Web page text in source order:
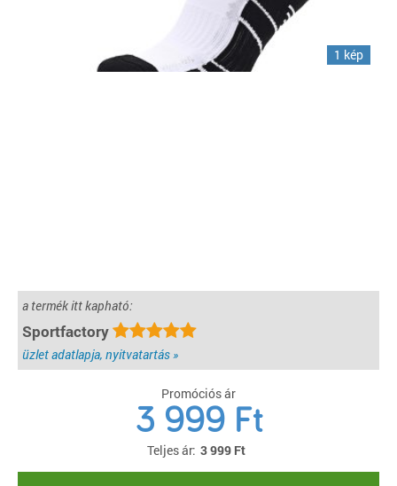
1 kép
a termék itt kapható:
Sportfactory
üzlet adatlapja, nyitvatartás »
Promóciós ár
3 999 Ft
Teljes ár: 3 999 Ft